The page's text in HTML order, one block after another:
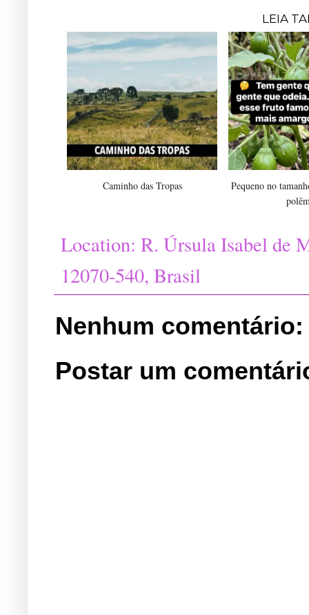
LEIA
Caminho das Tropas
Pequeno no
Location: R. Úrsula Isabel de
12070-540, Brasil
Nenhum comentário:
Postar um